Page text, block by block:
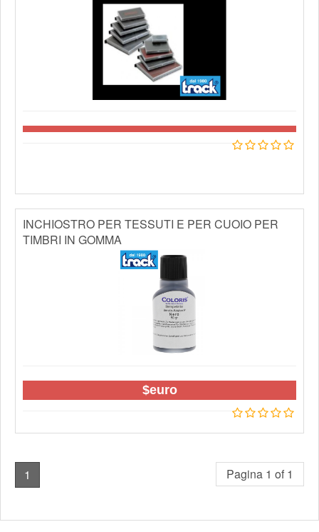
INCHIOSTRO PER TESSUTI E PER CUOIO PER
TIMBRI IN GOMMA
$euro
1 Pagina 1 of 1